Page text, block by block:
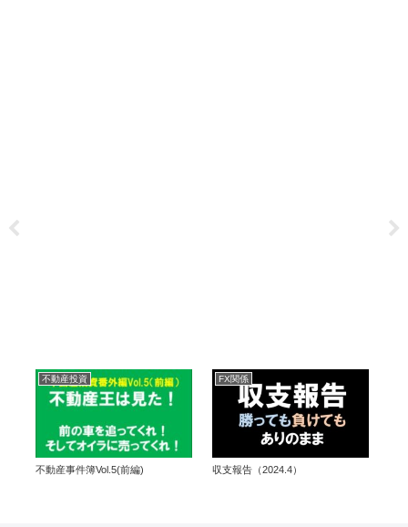
不動産投資
不動産事件簿Vol.5(前編)
FX関係
収支報告（2024.4）